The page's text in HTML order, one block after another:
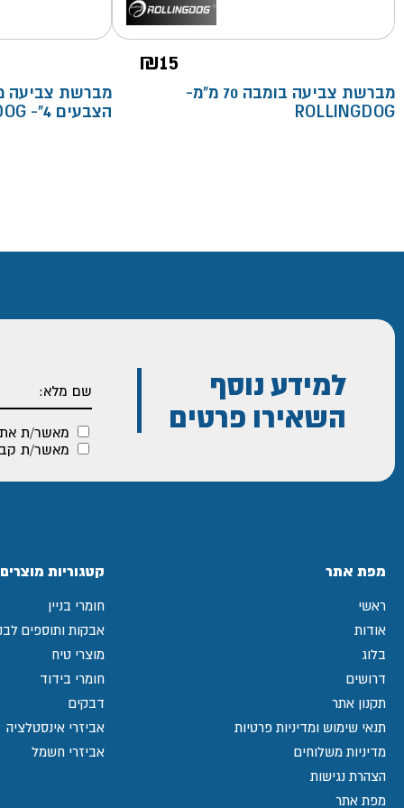
₪15
מברשת צביעה בומבה 70 מ"מ-
ROLLINGDOG
מברשת צביעה
הצבעים 4"- ROLLINGDOG
למידע נוסף
השאירו פרטים
מאשר/ת
מאשר/ת
מפת אתר
ראשי
אודות
בלוג
דרושים
תקנון אתר
תנאי שימוש ומדיניות פרטיות
מדיניות משלוחים
הצהרת נגישות
מפת אתר
קטגוריות מוצרים
חומרי בניין
אבקות ותוספים
מוצרי טיח
חומרי בידוד
דבקים
אביזרי אינסטלציה
אביזרי חשמל